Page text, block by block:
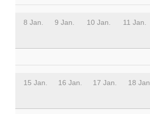
8 Jan. 9 Jan. 10 Jan. 11 Jan.
15 Jan. 16 Jan. 17 Jan. 18 Jan.